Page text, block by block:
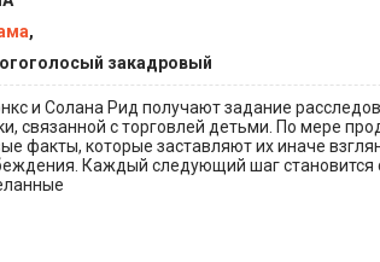
,
закадровый
и Солана Рид получают задание
связанной с торговлей детьми. По мере
факты, которые заставляют их иначе
Каждый следующий шаг